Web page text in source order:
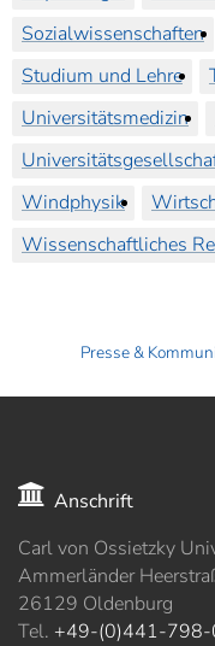
Sozialwissenschaften
Studium und Lehre
Universitätsmedizin
Windphysik
Wissenschaftliches
Presse &
Anschrift
Carl von Ossietzky
Ammerländer
26129 Oldenburg
Tel. +49-(0)441-798-